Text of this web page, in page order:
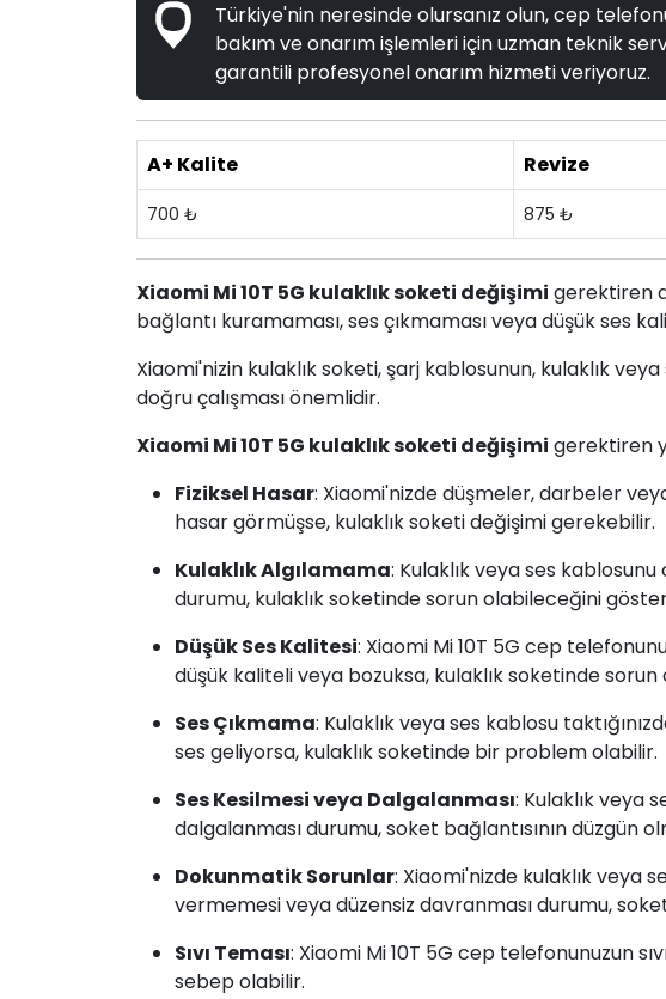
Türkiye'nin neresinde olursanız olun, cep
bakım ve onarım işlemleri için uzman teknik
garantili profesyonel onarım hizmeti veriyoruz.
A+ Kalite Revize
700 ₺ 875 ₺
Xiaomi Mi 10T 5G kulaklık soketi değişimi gerektiren
bağlantı kuramaması, ses çıkmaması veya düşük ses
Xiaomi'nizin kulaklık soketi, şarj kablosunun, kulaklık
doğru çalışması önemlidir.
Xiaomi Mi 10T 5G kulaklık soketi değişimi gerektiren
Fiziksel Hasar: Xiaomi'nizde düşmeler, darbeler
hasar görmüşse, kulaklık soketi değişimi gerekebilir.
Kulaklık Algılamama: Kulaklık veya ses kablosunu
durumu, kulaklık soketinde sorun olabileceğini
Düşük Ses Kalitesi: Xiaomi Mi 10T 5G cep
düşük kaliteli veya bozuksa, kulaklık soketinde sorun
Ses Çıkmama: Kulaklık veya ses kablosu
ses geliyorsa, kulaklık soketinde bir problem olabilir.
Ses Kesilmesi veya Dalgalanması: Kulaklık veya
dalgalanması durumu, soket bağlantısının düzgün
Dokunmatik Sorunlar: Xiaomi'nizde kulaklık veya
vermemesi veya düzensiz davranması durumu,
Sıvı Teması: Xiaomi Mi 10T 5G cep telefonunuzun
sebep olabilir.